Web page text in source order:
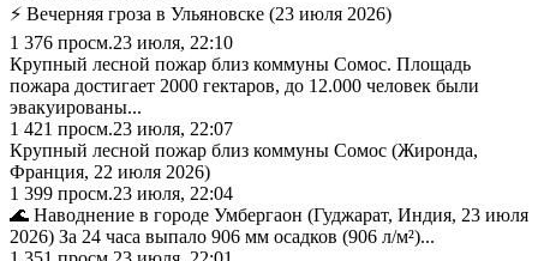
⚡ Вечерняя гроза в Ульяновске (23 июля 2026)
1 376 просм.23 июля, 22:10
Крупный лесной пожар близ коммуны Сомос. Площадь
пожара достигает 2000 гектаров, до 12.000 человек были
эвакуированы...
1 421 просм.23 июля, 22:07
Крупный лесной пожар близ коммуны Сомос (Жиронда,
Франция, 22 июля 2026)
1 399 просм.23 июля, 22:04
🌊 Наводнение в городе Умбергаон (Гуджарат, Индия, 23 июля
2026) За 24 часа выпало 906 мм осадков (906 л/м²)...